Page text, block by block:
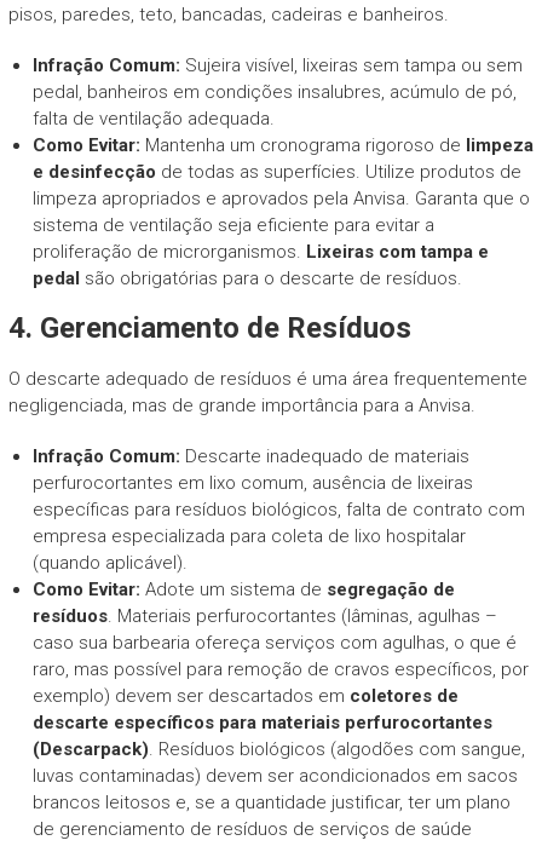
pisos, paredes, teto, bancadas, cadeiras e banheiros.
Infração Comum: Sujeira visível, lixeiras sem tampa ou sem
pedal, banheiros em condições insalubres, acúmulo de pó,
falta de ventilação adequada.
Como Evitar: Mantenha um cronograma rigoroso de limpeza
e desinfecção de todas as superfícies. Utilize produtos de
limpeza apropriados e aprovados pela Anvisa. Garanta que o
sistema de ventilação seja eficiente para evitar a
proliferação de microrganismos. Lixeiras com tampa e
pedal são obrigatórias para o descarte de resíduos.
4. Gerenciamento de Resíduos
O descarte adequado de resíduos é uma área frequentemente
negligenciada, mas de grande importância para a Anvisa.
Infração Comum: Descarte inadequado de materiais
perfurocortantes em lixo comum, ausência de lixeiras
específicas para resíduos biológicos, falta de contrato com
empresa especializada para coleta de lixo hospitalar
(quando aplicável).
Como Evitar: Adote um sistema de segregação de
resíduos. Materiais perfurocortantes (lâminas, agulhas –
caso sua barbearia ofereça serviços com agulhas, o que é
raro, mas possível para remoção de cravos específicos, por
exemplo) devem ser descartados em coletores de
descarte específicos para materiais perfurocortantes
(Descarpack). Resíduos biológicos (algodões com sangue,
luvas contaminadas) devem ser acondicionados em sacos
brancos leitosos e, se a quantidade justificar, ter um plano
de gerenciamento de resíduos de serviços de saúde